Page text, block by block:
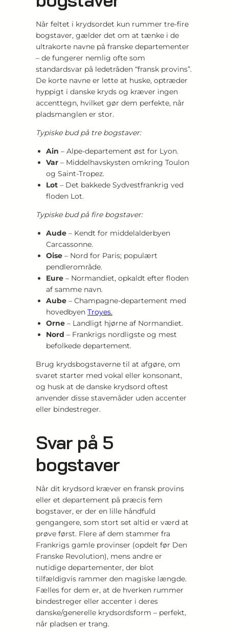
Når feltet i krydsordet kun rummer tre-fire
bogstaver, gælder det om at tænke i de
ultrakorte navne på franske departementer
– de fungerer nemlig ofte som
standardsvar på ledetråden “fransk provins”.
De korte navne er lette at huske, optræder
hyppigt i danske kryds og kræver ingen
accenttegn, hvilket gør dem perfekte, når
pladsmanglen er stor.
Typiske bud på tre bogstaver:
Ain – Alpe-departement øst for Lyon.
Var – Middelhavskysten omkring Toulon
og Saint-Tropez.
Lot – Det bakkede Sydvestfrankrig ved
floden Lot.
Typiske bud på fire bogstaver:
Aude – Kendt for middelalderbyen
Carcassonne.
Oise – Nord for Paris; populært
pendlerområde.
Eure – Normandiet, opkaldt efter floden
af samme navn.
Aube – Champagne-departement med
hovedbyen Troyes.
Orne – Landligt hjørne af Normandiet.
Nord – Frankrigs nordligste og mest
befolkede departement.
Brug krydsbogstaverne til at afgøre, om
svaret starter med vokal eller konsonant,
og husk at de danske krydsord oftest
anvender disse stavemåder uden accenter
eller bindestreger.
Svar på 5
bogstaver
Når dit krydsord kræver en fransk provins
eller et departement på præcis fem
bogstaver, er der en lille håndfuld
gengangere, som stort set altid er værd at
prøve først. Flere af dem stammer fra
Frankrigs gamle provinser (opdelt før Den
Franske Revolution), mens andre er
nutidige departementer, der blot
tilfældigvis rammer den magiske længde.
Fælles for dem er, at de hverken rummer
bindestreger eller accenter i deres
danske/generelle krydsordsform – perfekt,
når pladsen er trang.